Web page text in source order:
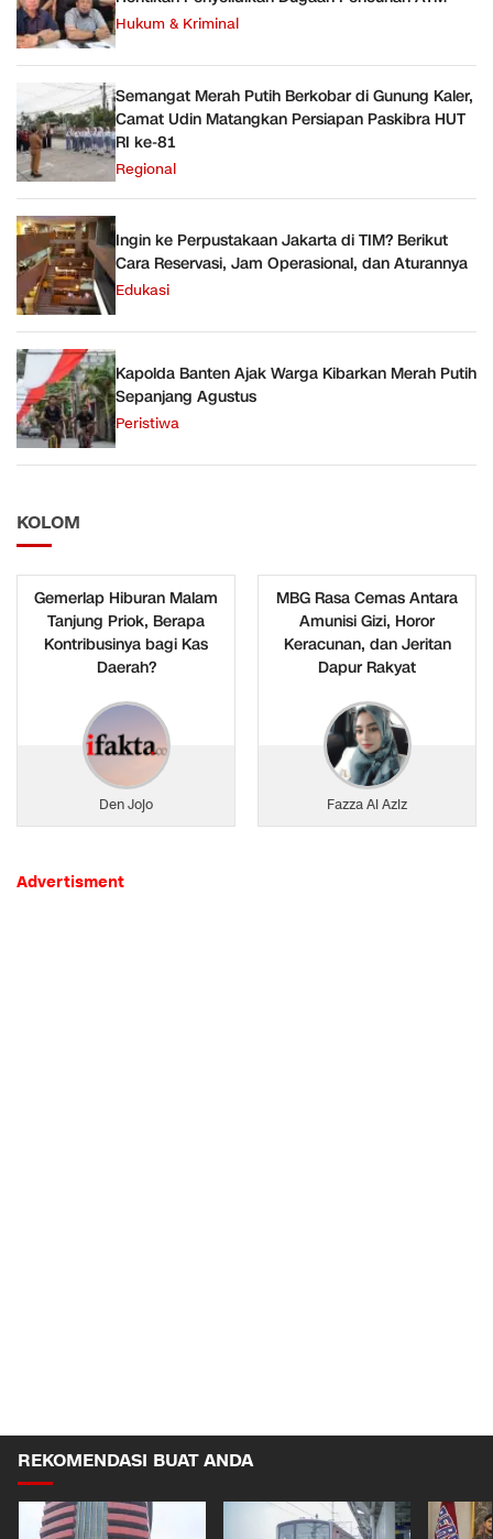
Hukum & Kriminal
Semangat Merah Putih Berkobar di Gunung Kaler,
Camat Udin Matangkan Persiapan Paskibra HUT
RI ke-81
Regional
Ingin ke Perpustakaan Jakarta di TIM? Berikut
Cara Reservasi, Jam Operasional, dan Aturannya
Edukasi
Kapolda Banten Ajak Warga Kibarkan Merah Putih
Sepanjang Agustus
Peristiwa
KOLOM
Gemerlap Hiburan Malam
Tanjung Priok, Berapa
Kontribusinya bagi Kas
Daerah?
Den Jojo
MBG Rasa Cemas Antara
Amunisi Gizi, Horor
Keracunan, dan Jeritan
Dapur Rakyat
Fazza Al Aziz
Advertisment
REKOMENDASI BUAT ANDA